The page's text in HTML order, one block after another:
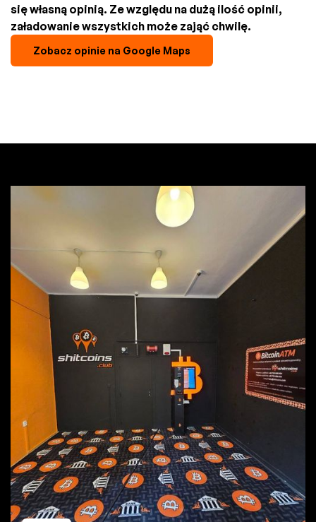
się własną opinią. Ze względu na dużą ilość opinii,
załadowanie wszystkich może zająć chwilę.
Zobacz opinie na Google Maps